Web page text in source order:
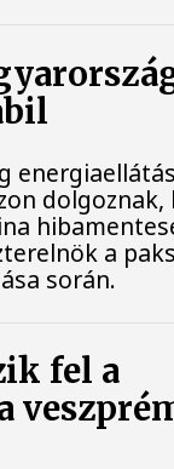
dolgoznak,
a
során.
fel a